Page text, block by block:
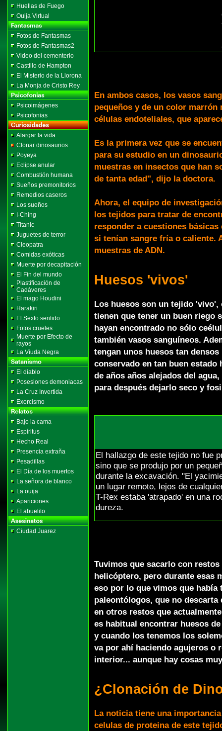
Huellas de Fuego
Ouija Virtual
Fotos de Fantasmas
Fotos de Fantasmas2
Video del cementerio
Castillo de Hampton
El Misterio de la Llorona
La Monja de Cristo Rey
Psicoimágenes
Psicofonias
Alargar la vida
Clonar dinosaurios
Poyeya
Eclipse anular
Combustión humana
Sueños premonitorios
Remedios caseros
Los sueños
I-Ching
Titanic
Juguetes de terror
Cleopatra
Comidas exóticas
Muerte por decapitación
El Fin del mundo
Plastificación de
Cadáveres
El mago Houdini
Harakiri
El Sexto sentido
Fotos crueles
Muerte por Efecto de
rayos
La Viuda Negra
El diablo
Posesiones demoniacas
La Cruz Invertida
Exorcismo
Bajo la cama
Espíritus
Hecho Real
Presencia extraña
Pesadillas
El Día de los muertos
La señora de blanco
La ouija
Apariciones
El abuelito
Ciudad Juarez
En ambos casos, los vasos
pequeños y de un color
células endoteliales, que
Es la primera vez que se
para su estudio en un
muestras en insectos que han
de tanta edad", dijo la doctora.
Ahora, el equipo de
los tejidos para tratar de
responder a cuestiones
si tenían sangre fría o caliente.
muestras de ADN.
Huesos 'vivos'
Los huesos son un tejido
tienen que tener un buen riego
hayan encontrado no sólo
también vasos sanguíneos.
tengan unos huesos tan
conservado en tan buen estado
de años años alejados del
para después dejarlo seco y
El hallazgo de este tejido no fue
sino que se produjo por un
durante la excavación. "El
un lugar remoto, lejos de
T-Rex estaba 'atrapado' en una
dureza.
Tuvimos que sacarlo con
helicóptero, pero durante esas
eso por lo que vimos que
paleontólogos, que no
en otros restos que
es habitual encontrar huesos
y cuando los tenemos los
va por ahí haciendo agujeros o
interior... aunque hay cosas
¿Clonación de
La noticia tiene una
celulas de proteina de este